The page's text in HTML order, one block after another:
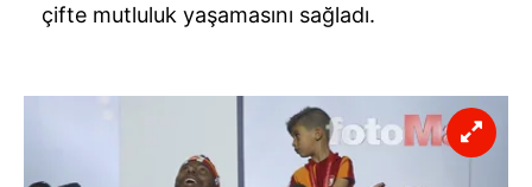
çifte mutluluk yaşamasını sağladı.